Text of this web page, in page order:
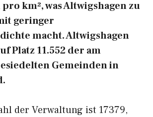
km², was Altwigshagen zu
geringer
macht. Altwigshagen
Platz 11.552 der am
Gemeinden in
der Verwaltung ist 17379,